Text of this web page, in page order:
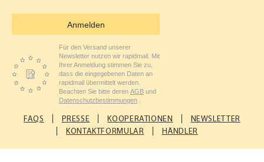
Anmelden
Für den Versand unserer
Newsletter nutzen wir rapidmail. Mit
Ihrer Anmeldung stimmen Sie zu,
dass die eingegebenen Daten an
rapidmail übermittelt werden.
Beachten Sie bitte deren AGB und
Datenschutzbestimmungen
FAQS PRESSE KOOPERATIONEN
NEWSLETTER
KONTAKTFORMULAR
HÄNDLER